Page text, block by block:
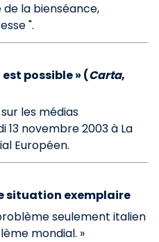
la bienséance,
".
possible » (Carta,
les médias
13 novembre 2003 à La
Européen.
situation exemplaire
seulement italien
mondial. »